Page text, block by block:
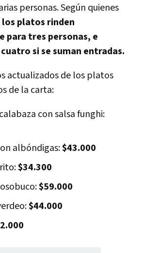
personas. Según quienes
los platos rinden
para tres personas, e
si se suman entradas.
actualizados de los platos
de la carta:
con salsa funghi:
albóndigas:$43.000
$34.300
$59.000
$44.000